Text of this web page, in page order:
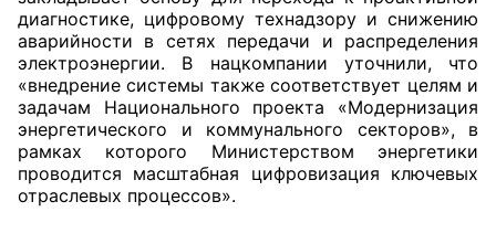
диагностике, цифровому технадзору и снижению
аварийности в сетях передачи и распределения
электроэнергии. В нацкомпании уточнили, что
«внедрение системы также соответствует целям и
задачам Национального проекта «Модернизация
энергетического и коммунального секторов», в
рамках которого Министерством энергетики
проводится масштабная цифровизация ключевых
отраслевых процессов».